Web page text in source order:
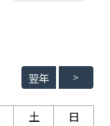
翌年
土
日